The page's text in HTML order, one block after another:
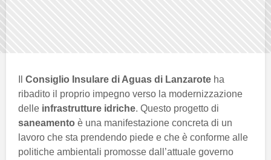
Consiglio Insulare di Aguas di Lanzarote ha
ribadito il proprio impegno verso la modernizzazione
delle infrastrutture idriche. Questo progetto di
saneamento è una manifestazione concreta di un
lavoro che sta prendendo piede e che è conforme alle
politiche ambientali promosse dall’attuale governo